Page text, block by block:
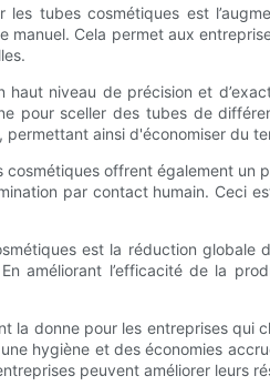
les tubes cosmétiques est
Cela permet aux
niveau de précision et
pour sceller des tubes de
ainsi d'économiser du
offrent également
par contact humain. Ceci
est la réduction
améliorant l’efficacité de la
la donne pour les entreprises
hygiène et des économies
peuvent améliorer leurs